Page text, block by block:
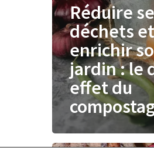
Réduire
déchets et
enrichir
jardin : le
effet du